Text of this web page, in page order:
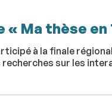
Ma thèse en
à la finale
recherches sur les